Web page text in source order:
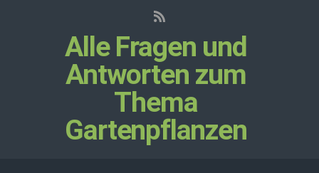
Alle Fragen und
Antworten zum
Thema
Gartenpflanzen